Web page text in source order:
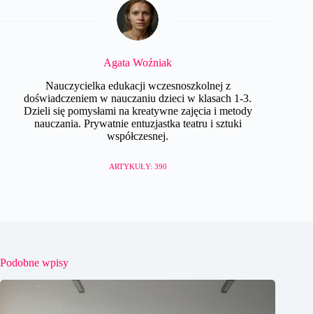
Agata Woźniak
Nauczycielka edukacji wczesnoszkolnej z
doświadczeniem w nauczaniu dzieci w klasach 1-3.
Dzieli się pomysłami na kreatywne zajęcia i metody
nauczania. Prywatnie entuzjastka teatru i sztuki
współczesnej.
ARTYKUŁY: 390
Podobne wpisy